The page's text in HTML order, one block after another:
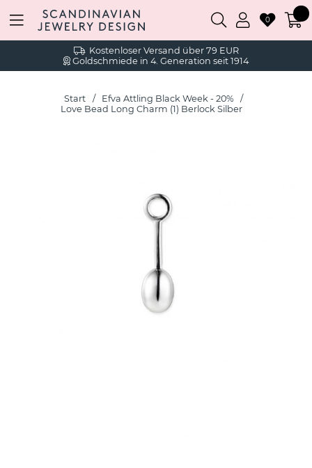
Kostenloser Versand über 79 EUR
Goldschmiede in 4. Generation seit 1914
0
Start
Efva Attling Black Week - 20%
Love Bead Long Charm (1) Berlock Silber